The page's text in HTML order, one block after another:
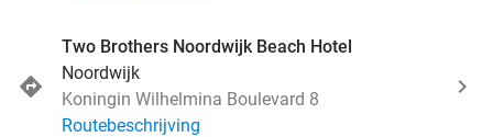
Two Brothers Noordwijk Beach Hotel
Noordwijk
Koningin Wilhelmina Boulevard 8
Routebeschrijving